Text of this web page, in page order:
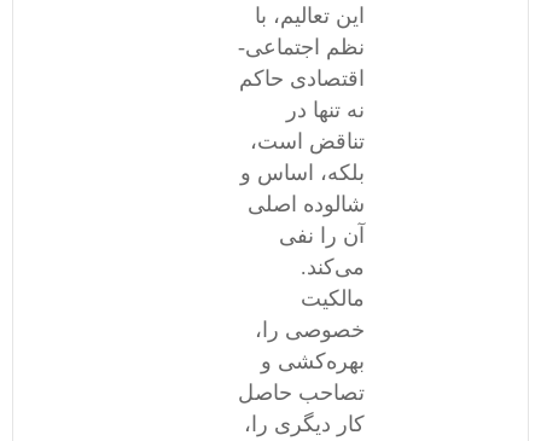
این تعالیم، با
نظم اجتماعی-
اقتصادی حاکم
نه تنها در
تناقض است،
بلکه، اساس و
شالوده اصلی
آن را نفی
می‌کند.
مالکیت
خصوصی را،
بهره‌کشی و
تصاحب حاصل
کار دیگری را،